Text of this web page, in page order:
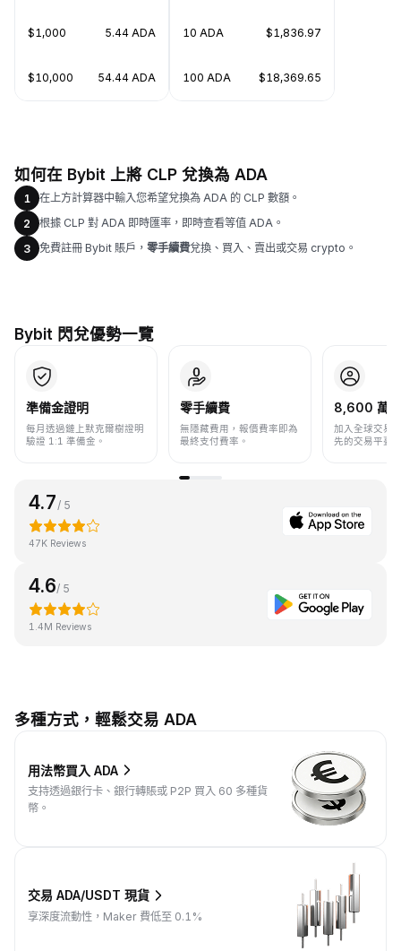
$1,000 5.44 ADA
$10,000 54.44 ADA
10 ADA $1,836.97
100 ADA $18,369.65
如何在 Bybit 上將 CLP 兌換為 ADA
1
在上方計算器中輸入您希望兌換為 ADA 的 CLP 數額。
2
根據 CLP 對 ADA 即時匯率，即時查看等值 ADA。
3
免費註冊 Bybit 賬戶， 零手續費兌換、買入、賣出或交易 crypto。
Bybit 閃兌優勢一覽
準備金證明
每月透過鏈上默克爾樹證明
驗證 1:1 準備金。
零手續費
無隱藏費用，報價費率即為
最終支付費率。
8,600 萬+
加入全球交易
先的交易平臺
4.7/ 5
47K Reviews
4.6/ 5
1.4M Reviews
多種方式，輕鬆交易 ADA
用法幣買入 ADA
支持透過銀行卡、銀行轉賬或 P2P 買入 60 多種貨
幣。
交易 ADA/USDT 現貨
享深度流動性，Maker 費低至 0.1%